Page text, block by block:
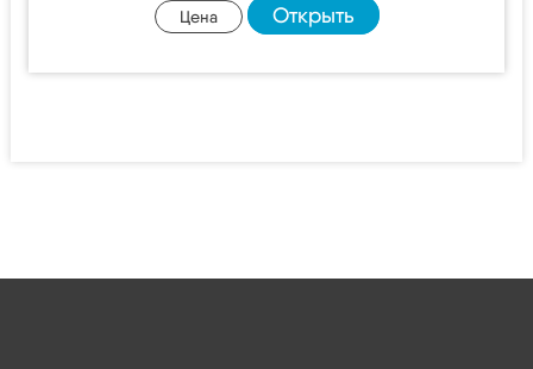
Цена Открыть